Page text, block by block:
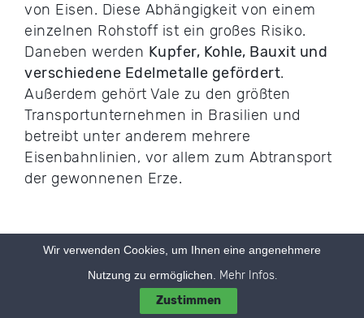
von Eisen. Diese Abhängigkeit von einem
einzelnen Rohstoff ist ein großes Risiko.
Daneben werden Kupfer, Kohle, Bauxit und
verschiedene Edelmetalle gefördert.
Außerdem gehört Vale zu den größten
Transportunternehmen in Brasilien und
betreibt unter anderem mehrere
Eisenbahnlinien, vor allem zum Abtransport
der gewonnenen Erze.
Umstrittenes Unternehmen
Generell stehenRohstoffunternehmen oft
, denn der Abbau von
Bodenschätzen verursacht oft starke
Wir verwenden Cookies, um Ihnen eine angenehmere
Nutzung zu ermöglichen.
Mehr Infos.
Zustimmen